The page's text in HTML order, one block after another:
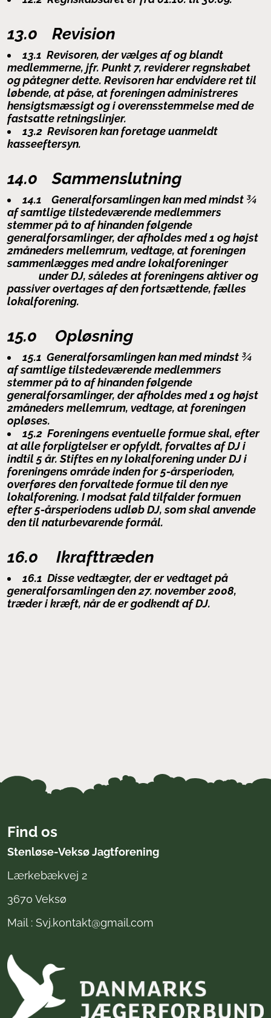
13.0 Revision
13.1 Revisoren, der vælges af og blandt
medlemmerne, jfr. Punkt 7, reviderer regnskabet
og påtegner dette. Revisoren har endvidere ret til
løbende, at påse, at foreningen administreres
hensigtsmæssigt og i overensstemmelse med de
fastsatte retningslinjer.
13.2 Revisoren kan foretage uanmeldt
kasseeftersyn.
14.0 Sammenslutning
14.1 Generalforsamlingen kan med mindst ¾
af samtlige tilstedeværende medlemmers
stemmer på to af hinanden følgende
generalforsamlinger, der afholdes med 1 og højst
2måneders mellemrum, vedtage, at foreningen
sammenlægges med andre lokalforeninger
under DJ, således at foreningens aktiver og
passiver overtages af den fortsættende, fælles
lokalforening.
15.0 Opløsning
15.1 Generalforsamlingen kan med mindst ¾
af samtlige tilstedeværende medlemmers
stemmer på to af hinanden følgende
generalforsamlinger, der afholdes med 1 og højst
2måneders mellemrum, vedtage, at foreningen
opløses.
15.2 Foreningens eventuelle formue skal, efter
at alle forpligtelser er opfyldt, forvaltes af DJ i
indtil 5 år. Stiftes en ny lokalforening under DJ i
foreningens område inden for 5-årsperioden,
overføres den forvaltede formue til den nye
lokalforening. I modsat fald tilfalder formuen
efter 5-årsperiodens udløb DJ, som skal anvende
den til naturbevarende formål.
16.0 Ikrafttræden
16.1 Disse vedtægter, der er vedtaget på
generalforsamlingen den 27. november 2008,
træder i kræft, når de er godkendt af DJ.
Find os
Stenløse-Veksø Jagtforening
Lærkebækvej 2
3670 Veksø
Mail : Svj.kontakt@gmail.com